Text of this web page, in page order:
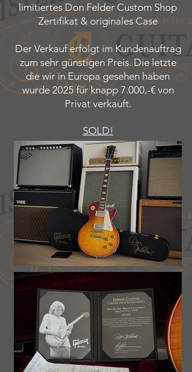
limitiertes Don Felder Custom Shop
Zertifikat & originales Case
Der Verkauf erfolgt im Kundenauftrag
zum sehr günstigen Preis. Die letzte
die wir in Europa gesehen haben
wurde 2025 für knapp 7.000,-€ von
Privat verkauft.
SOLD!